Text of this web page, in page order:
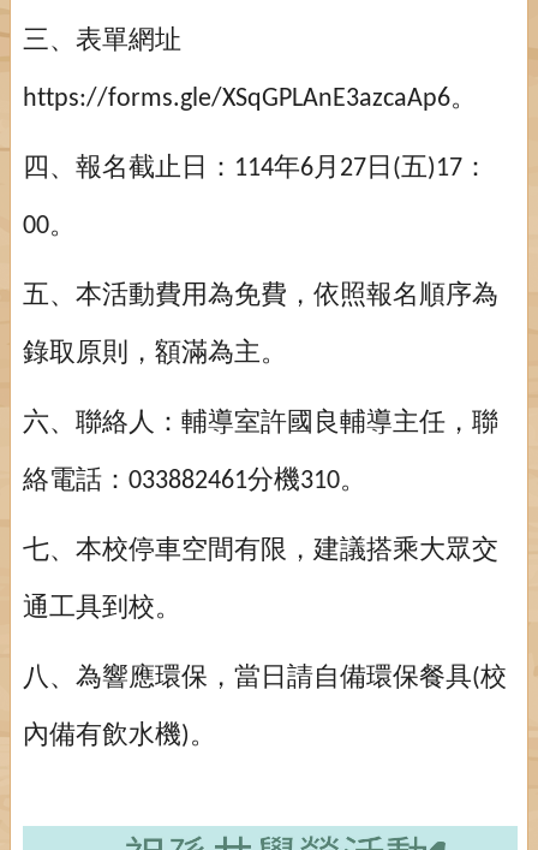
三、表單網址
https://forms.gle/XSqGPLAnE3azcaAp6。
四、報名截止日： 114年6月 27日 (五)17 ：
00。
五、本活動費用為免費，依照報名順序為
錄取原則，額滿為主。
六、聯絡人：輔導室許國良輔導主任，聯
絡電話： 033882461分機310。
七、本校停車空間有限，建議搭乘大眾交
通工具到校。
八、為響應環保，當日請自備環保餐具(校
內備有飲水機)。